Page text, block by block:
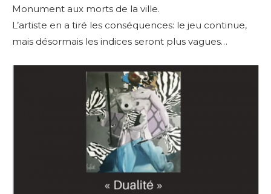
Monument aux morts de la ville.
L’artiste en a tiré les conséquences: le jeu continue,
mais désormais les indices seront plus vagues…